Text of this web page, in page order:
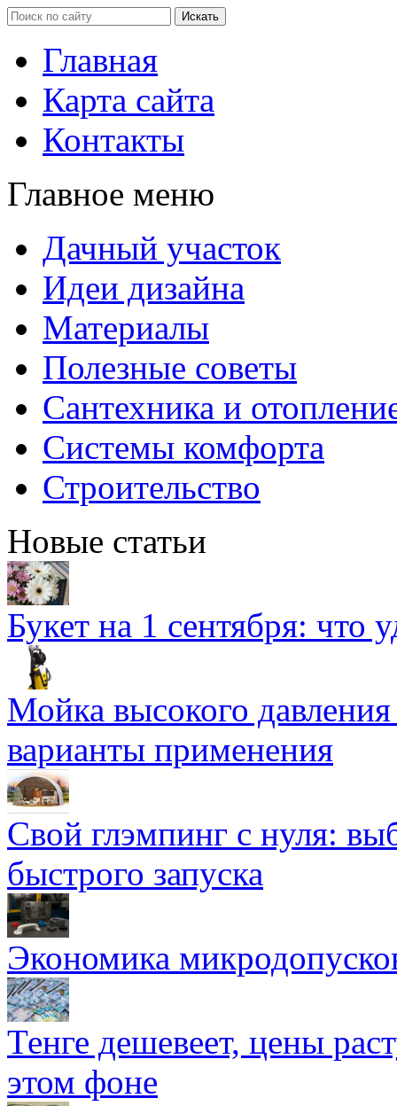
Главная
Карта сайта
Контакты
Главное меню
Дачный участок
Идеи дизайна
Материалы
Полезные советы
Сантехника и
Системы комфорта
Строительство
Новые статьи
Букет на 1 сентября: что
Мойка высокого
варианты применения
Свой глэмпинг с нуля:
быстрого запуска
Экономика
Тенге дешевеет, цены
этом фоне